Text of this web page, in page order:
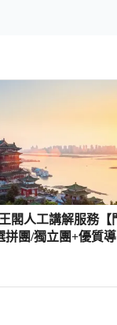
閣人工講解服務【
拼團/獨立團+優質